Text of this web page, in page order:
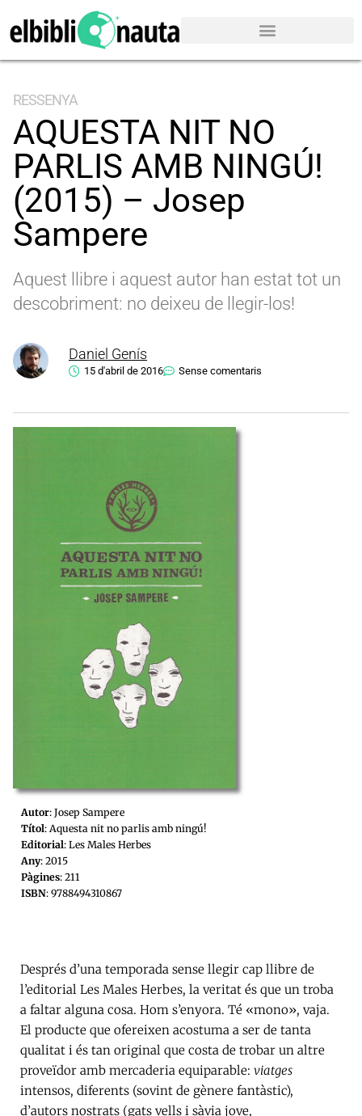
RESSENYA
AQUESTA NIT NO
PARLIS AMB NINGÚ!
(2015) – Josep
Sampere
Aquest llibre i aquest autor han estat tot un
descobriment: no deixeu de llegir-los!
Daniel Genís
15 d'abril de 2016 Sense comentaris
Autor: Josep Sampere
Títol: Aquesta nit no parlis amb ningú!
Editorial: Les Males Herbes
Any: 2015
Pàgines: 211
ISBN: 9788494310867
Després d’una temporada sense llegir cap llibre de
l’editorial Les Males Herbes, la veritat és que un troba
a faltar alguna cosa. Hom s’enyora. Té «mono», vaja.
El producte que ofereixen acostuma a ser de tanta
qualitat i és tan original que costa de trobar un altre
proveïdor amb mercaderia equiparable: viatges
intensos, diferents (sovint de gènere fantàstic),
d’autors nostrats (gats vells i sàvia jove,